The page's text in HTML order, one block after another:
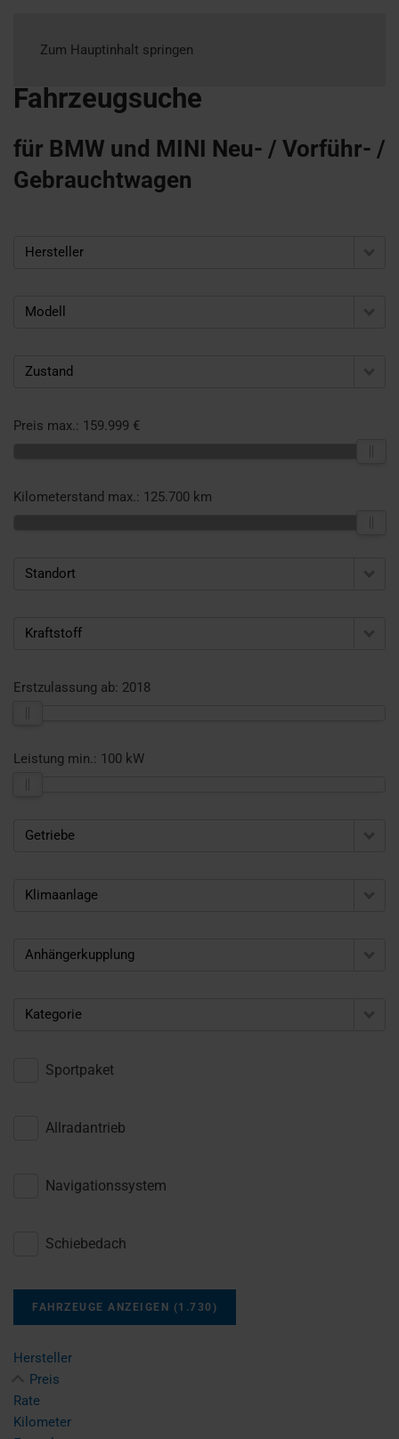
Zum Hauptinhalt springen
Fahrzeugsuche
für BMW und MINI Neu- / Vorführ- /
Gebrauchtwagen
Hersteller
Modell
Zustand
Preis max.: 159.999 €
Kilometerstand max.: 125.700 km
Standort
Kraftstoff
Erstzulassung ab: 2018
Leistung min.: 100 kW
Getriebe
Klimaanlage
Anhängerkupplung
Kategorie
Sportpaket
Allradantrieb
Navigationssystem
Schiebedach
FAHRZEUGE ANZEIGEN (1.730 )
Hersteller
Preis
Rate
Kilometer